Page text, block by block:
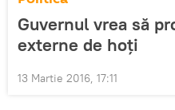
Guvernul vrea să
externe de hoţi
13 Martie 2016, 17:11